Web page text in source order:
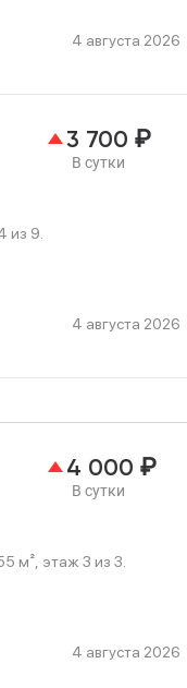
4 августа 2026
3 700 ₽
В сутки
из 9.
4 августа 2026
4 000 ₽
В сутки
м², этаж 3 из 3.
4 августа 2026